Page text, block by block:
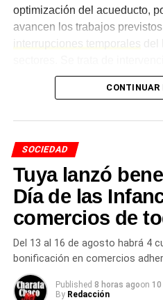
optimización del acueducto,
avancen los trabajos
interrupciones temporales
del
para avanzar hacia la
eliminar restricciones
En qué consiste
Los trabajos contemplan el
provisoria existente de PEAD
ejecución de la vinculación
Estación de Bombeo N° 7
de 900 milímetros. Desde
interrupciones corresponden
acueductoy no significan
CONTINUAR
SOCIEDAD
Tuya lanzó
Día de las
comercios de
Del 13 al 16 de agosto habrá 4
bonificación en comercios
Published 8 horas agoon
By Redacción